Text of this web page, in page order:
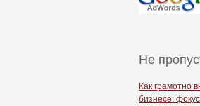
Не
Как грамотно
бизнесе: